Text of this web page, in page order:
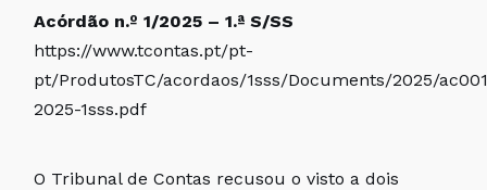
Acórdão n.º 1/2025 – 1.ª S/SS
https://www.tcontas.pt/pt-
pt/ProdutosTC/acordaos/1sss/Documents/2025/
2025-1sss.pdf
O Tribunal de Contas recusou o visto a dois